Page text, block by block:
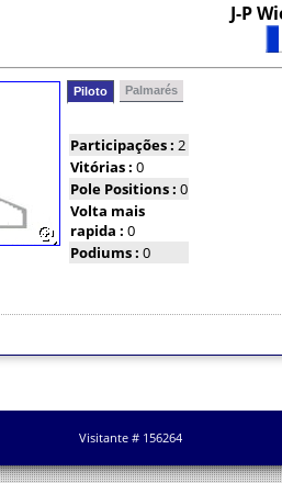
J-P
Piloto Palmarés
Participações : 2
Vitórias : 0
Pole Positions : 0
Volta mais
rapida : 0
Podiums : 0
Visitante # 156264